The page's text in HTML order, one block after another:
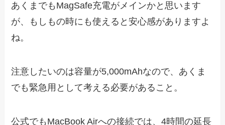
あくまでもMagSafe充電がメインかと思います
が、もしもの時にも使えると安心感がありますよ
ね。
注意したいのは容量が5,000mAhなので、あくま
でも緊急用として考える必要があること。
公式でもMacBook Airへの接続では、4時間の延長